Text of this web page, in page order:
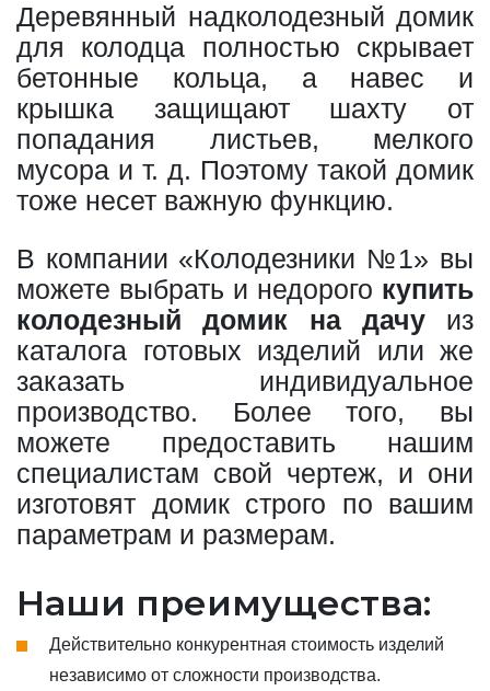
Деревянный надколодезный домик
для колодца полностью скрывает
бетонные кольца, а навес и
крышка защищают шахту от
попадания листьев, мелкого
мусора и т. д. Поэтому такой домик
тоже несет важную функцию.
В компании «Колодезники №1» вы
можете выбрать и недорого купить
колодезный домик на дачуиз
каталога готовых изделий или же
заказать индивидуальное
производство. Более того, вы
можете предоставить нашим
специалистам свой чертеж, и они
изготовят домик строго по вашим
параметрам и размерам.
Наши преимущества:
Действительно конкурентная стоимость изделий
независимо от сложности производства.